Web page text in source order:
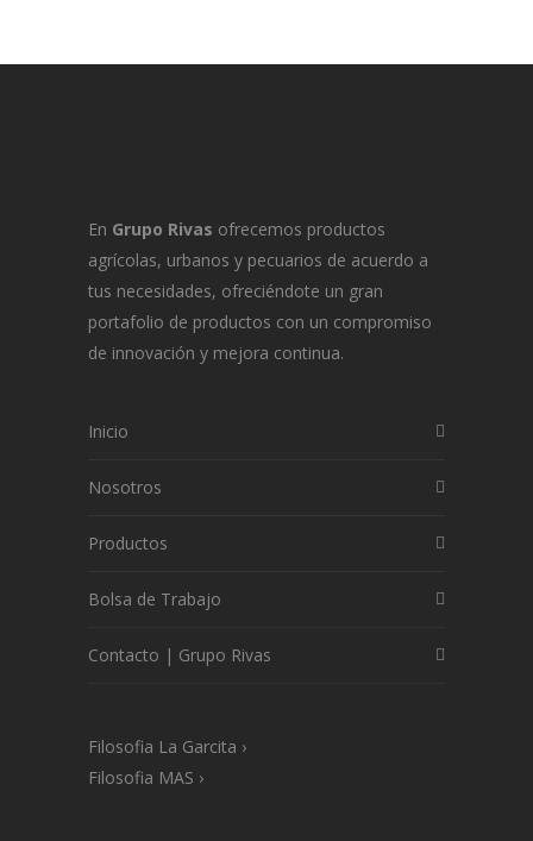
En Grupo Rivas ofrecemos productos
agrícolas, urbanos y pecuarios de acuerdo a
tus necesidades, ofreciéndote un gran
portafolio de productos con un compromiso
de innovación y mejora continua.
Inicio
Nosotros
Productos
Bolsa de Trabajo
Contacto | Grupo Rivas
Filosofia La Garcita ›
Filosofia MAS ›